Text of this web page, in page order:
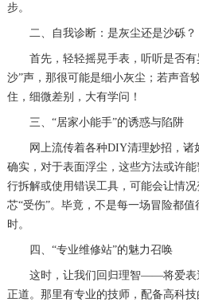
步。
二、自我诊断：是灰尘还是沙砾？
首先，轻轻摇晃手表，听听是否有
沙”声，那很可能是细小灰尘；若声音
住，细微差别，大有学问！
三、“居家小能手”的诱惑与陷阱
网上流传着各种DIY清理妙招，诸
确实，对于表面浮尘，这些方法或许
行拆解或使用错误工具，可能会让情
芯“受伤”。毕竟，不是每一场冒险都
时。
四、“专业维修站”的魅力召唤
这时，让我们回归理智——将爱表
正道。那里有专业的技师，配备高科